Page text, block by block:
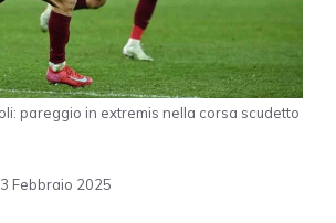
pareggio in extremis nella corsa scudetto
3 Febbraio 2025